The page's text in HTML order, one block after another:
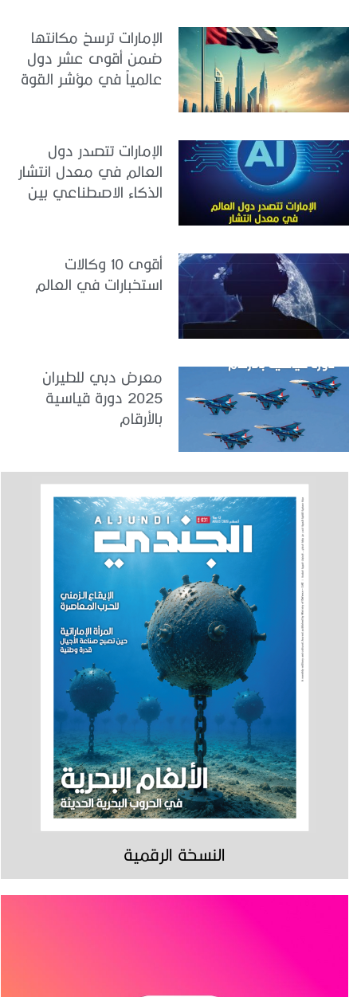
الإمارات ترسخ مكانتها
ضمن أقوى عشر دول
عالمياً في مؤشر القوة
الإمارات تتصدر دول
العالم في معدل انتشار
الذكاء الاصطناعي بين
أقوى 10 وكالات
استخبارات في العالم
معرض دبي للطيران
2025 دورة قياسية
بالأرقام
النسخة الرقمية